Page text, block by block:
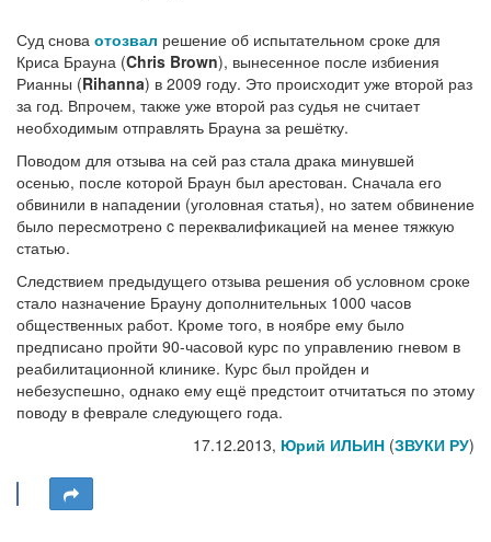
Суд снова отозвал решение об испытательном сроке для
Криса Брауна (Chris Brown), вынесенное после избиения
Рианны (Rihanna) в 2009 году. Это происходит уже второй раз
за год. Впрочем, также уже второй раз судья не считает
необходимым отправлять Брауна за решётку.
Поводом для отзыва на сей раз стала драка минувшей
осенью, после которой Браун был арестован. Сначала его
обвинили в нападении (уголовная статья), но затем обвинение
было пересмотрено c переквалификацией на менее тяжкую
статью.
Следствием предыдущего отзыва решения об условном сроке
стало назначение Брауну дополнительных 1000 часов
общественных работ. Кроме того, в ноябре ему было
предписано пройти 90-часовой курс по управлению гневом в
реабилитационной клинике. Курс был пройден и
небезуспешно, однако ему ещё предстоит отчитаться по этому
поводу в феврале следующего года.
17.12.2013, Юрий ИЛЬИН (ЗВУКИ РУ)